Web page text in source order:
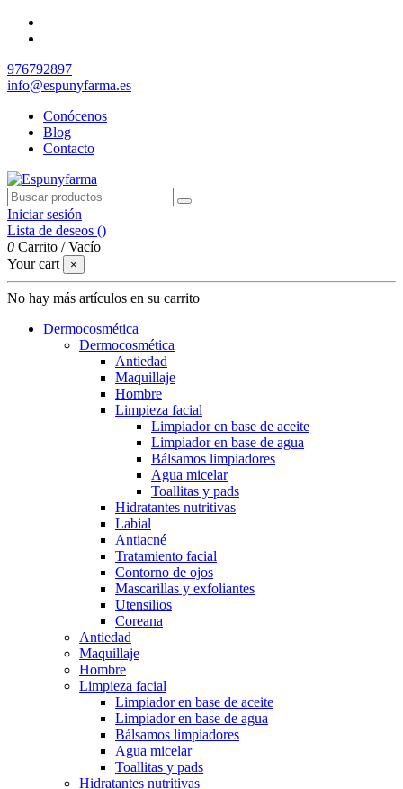
976792897
info@espunyfarma.es
Conócenos
Blog
Contacto
Iniciar sesión
Lista de deseos ()
0 Carrito /Vacío
Your cart
×
No hay más artículos en su carrito
Dermocosmética
Dermocosmética
Antiedad
Maquillaje
Hombre
Limpieza facial
Limpiador en base de aceite
Limpiador en base de agua
Bálsamos limpiadores
Agua micelar
Toallitas y pads
Hidratantes nutritivas
Labial
Antiacné
Tratamiento facial
Contorno de ojos
Mascarillas y exfoliantes
Utensilios
Coreana
Antiedad
Maquillaje
Hombre
Limpieza facial
Limpiador en base de aceite
Limpiador en base de agua
Bálsamos limpiadores
Agua micelar
Toallitas y pads
Hidratantes nutritivas